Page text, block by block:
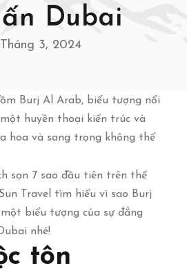
3, 2024
Dubai
Burj Al Arab, biểu tượng nổi
huyền thoại kiến trúc và
hoa và sang trọng không thể
sạn 7 sao đầu tiên trên thế
Travel tìm hiểu vì sao Burj
biểu tượng của sự đẳng
nhé!
tôn